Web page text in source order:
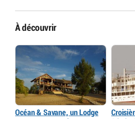
À découvrir
Océan & Savane, un Lodge